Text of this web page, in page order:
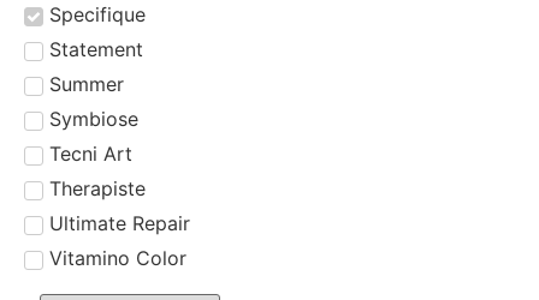
Specifique
Statement
Summer
Symbiose
Tecni Art
Therapiste
Ultimate Repair
Vitamino Color